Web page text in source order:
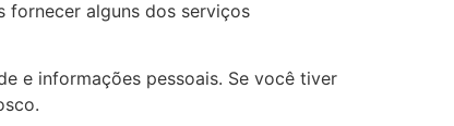
fornecer alguns dos serviços
e informações pessoais. Se você tiver